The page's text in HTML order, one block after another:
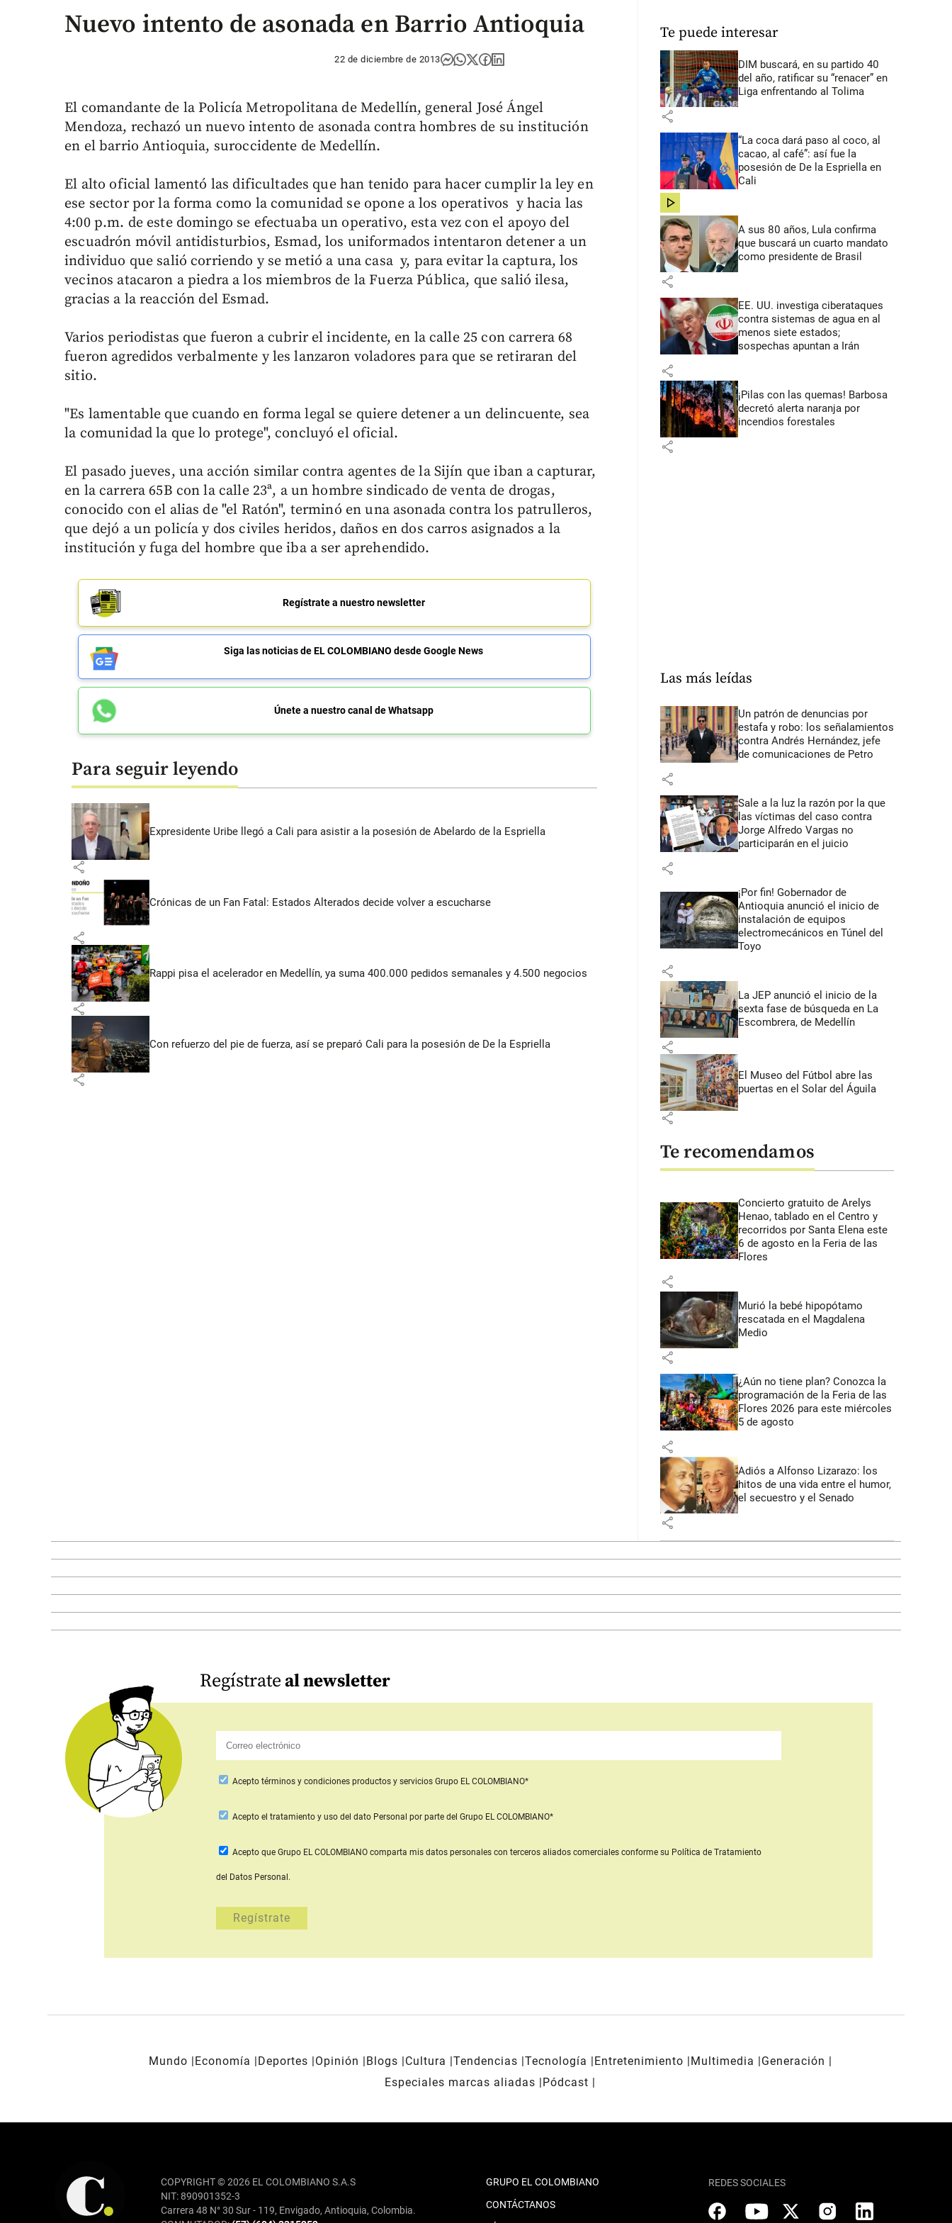
Nuevo intento de asonada en Barrio Antioquia
22 de diciembre de 2013
El comandante de la Policía Metropolitana de Medellín, general José Ángel
Mendoza, rechazó un nuevo intento de asonada contra hombres de su institución
en el barrio Antioquia, suroccidente de Medellín.
El alto oficial lamentó las dificultades que han tenido para hacer cumplir la ley en
ese sector por la forma como la comunidad se opone a los operativos y hacia las
4:00 p.m. de este domingo se efectuaba un operativo, esta vez con el apoyo del
escuadrón móvil antidisturbios, Esmad, los uniformados intentaron detener a un
individuo que salió corriendo y se metió a una casa y, para evitar la captura, los
vecinos atacaron a piedra a los miembros de la Fuerza Pública, que salió ilesa,
gracias a la reacción del Esmad.
Varios periodistas que fueron a cubrir el incidente, en la calle 25 con carrera 68
fueron agredidos verbalmente y les lanzaron voladores para que se retiraran del
sitio.
"Es lamentable que cuando en forma legal se quiere detener a un delincuente, sea
la comunidad la que lo protege", concluyó el oficial.
El pasado jueves, una acción similar contra agentes de la Sijín que iban a capturar,
en la carrera 65B con la calle 23ª, a un hombre sindicado de venta de drogas,
conocido con el alias de "el Ratón", terminó en una asonada contra los patrulleros,
que dejó a un policía y dos civiles heridos, daños en dos carros asignados a la
institución y fuga del hombre que iba a ser aprehendido.
Regístrate a nuestro newsletter
Siga las noticias de EL COLOMBIANO desde Google News
Únete a nuestro canal de Whatsapp
Para seguir leyendo
Expresidente Uribe llegó a Cali para asistir a la posesión de Abelardo de la Espriella
share
Crónicas de un Fan Fatal: Estados Alterados decide volver a escucharse
share
Rappi pisa el acelerador en Medellín, ya suma 400.000 pedidos semanales y 4.500 negocios
share
Con refuerzo del pie de fuerza, así se preparó Cali para la posesión de De la Espriella
share
Te puede interesar
DIM buscará, en su partido 40
del año, ratificar su “renacer” en
Liga enfrentando al Tolima
share
“La coca dará paso al coco, al
cacao, al café”: así fue la
posesión de De la Espriella en
Cali
share
A sus 80 años, Lula confirma
que buscará un cuarto mandato
como presidente de Brasil
share
EE. UU. investiga ciberataques
contra sistemas de agua en al
menos siete estados;
sospechas apuntan a Irán
share
¡Pilas con las quemas! Barbosa
decretó alerta naranja por
incendios forestales
share
Las más leídas
Un patrón de denuncias por
estafa y robo: los señalamientos
contra Andrés Hernández, jefe
de comunicaciones de Petro
share
Sale a la luz la razón por la que
las víctimas del caso contra
Jorge Alfredo Vargas no
participarán en el juicio
share
¡Por fin! Gobernador de
Antioquia anunció el inicio de
instalación de equipos
electromecánicos en Túnel del
Toyo
share
La JEP anunció el inicio de la
sexta fase de búsqueda en La
Escombrera, de Medellín
share
El Museo del Fútbol abre las
puertas en el Solar del Águila
share
Te recomendamos
Concierto gratuito de Arelys
Henao, tablado en el Centro y
recorridos por Santa Elena este
6 de agosto en la Feria de las
Flores
share
Murió la bebé hipopótamo
rescatada en el Magdalena
Medio
share
¿Aún no tiene plan? Conozca la
programación de la Feria de las
Flores 2026 para este miércoles
5 de agosto
share
Adiós a Alfonso Lizarazo: los
hitos de una vida entre el humor,
el secuestro y el Senado
share
Regístrateal newsletter
Acepto términos y condiciones productos y servicios Grupo EL COLOMBIANO*
Aceptoel tratamiento y uso del dato Personal por parte del Grupo EL COLOMBIANO*
Acepto que Grupo EL COLOMBIANO comparta mis datos personales con terceros aliados comercialesconforme su Política de Tratamiento
del Datos Personal.
Mundo Economía Deportes Opinión Blogs Cultura Tendencias Tecnología Entretenimiento Multimedia
Generación
Especiales marcas aliadas
Pódcast
COPYRIGHT © 2026 EL COLOMBIANO S.A.S
NIT: 890901352-3
Carrera 48 N° 30 Sur - 119, Envigado, Antioquia, Colombia.
GRUPO EL COLOMBIANO
CONTÁCTANOS
REDES SOCIALES